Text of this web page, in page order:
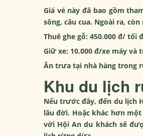
Giá vé này đã bao gồm
sông, câu cua. Ngoài ra,
Thuê ghe gỗ: 450.000 đ/ tối
Giữ xe: 10.000 đ/xe máy và
Ăn trưa tại nhà hàng trong
Khu du lịch
Nếu trước đây, đến du lịch
lâu đời. Hoặc khác hơn
với Hội An du khách sẽ